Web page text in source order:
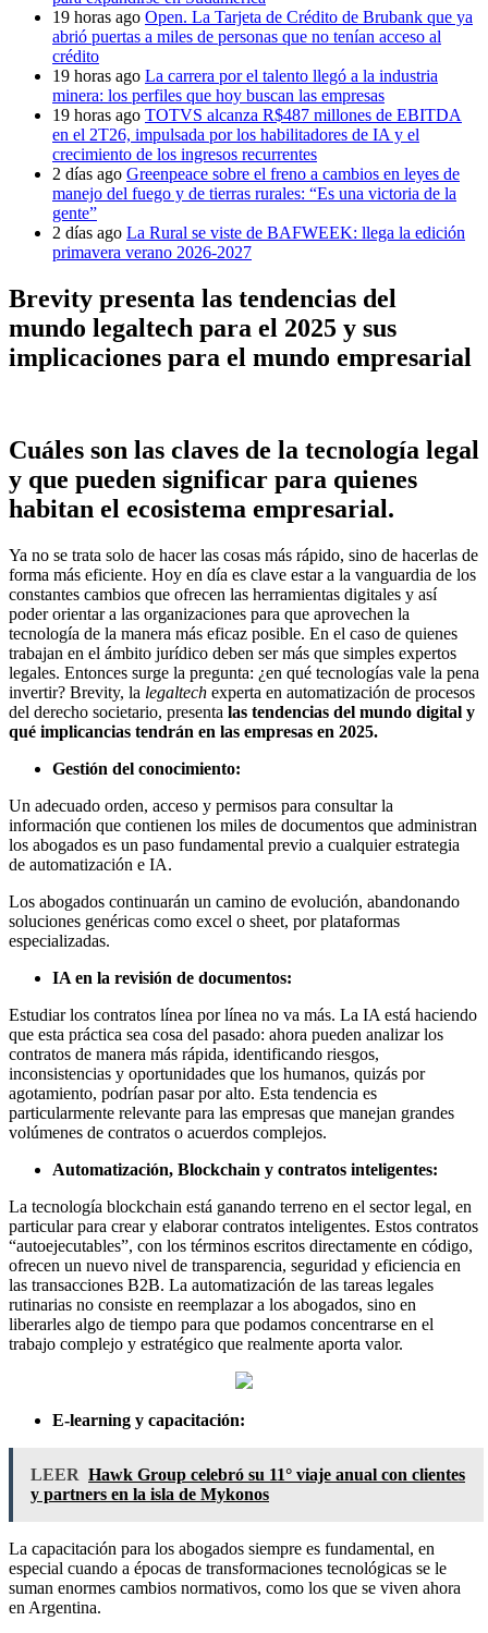
19 horas ago Open. La Tarjeta de Crédito de Brubank que ya
abrió puertas a miles de personas que no tenían acceso al
crédito
19 horas ago La carrera por el talento llegó a la industria
minera: los perfiles que hoy buscan las empresas
19 horas ago TOTVS alcanza R$487 millones de EBITDA
en el 2T26, impulsada por los habilitadores de IA y el
crecimiento de los ingresos recurrentes
2 días ago Greenpeace sobre el freno a cambios en leyes de
manejo del fuego y de tierras rurales: “Es una victoria de la
gente”
2 días ago La Rural se viste de BAFWEEK: llega la edición
primavera verano 2026-2027
Brevity presenta las tendencias del
mundo legaltech para el 2025 y sus
implicaciones para el mundo empresarial
Cuáles son las claves de la tecnología legal
y que pueden significar para quienes
habitan el ecosistema empresarial.
Ya no se trata solo de hacer las cosas más rápido, sino de hacerlas de
forma más eficiente. Hoy en día es clave estar a la vanguardia de los
constantes cambios que ofrecen las herramientas digitales y así
poder orientar a las organizaciones para que aprovechen la
tecnología de la manera más eficaz posible. En el caso de quienes
trabajan en el ámbito jurídico deben ser más que simples expertos
legales. Entonces surge la pregunta: ¿en qué tecnologías vale la pena
invertir? Brevity, la legaltech experta en automatización de procesos
del derecho societario, presenta las tendencias del mundo digital y
qué implicancias tendrán en las empresas en 2025.
Gestión del conocimiento:
Un adecuado orden, acceso y permisos para consultar la
información que contienen los miles de documentos que administran
los abogados es un paso fundamental previo a cualquier estrategia
de automatización e IA.
Los abogados continuarán un camino de evolución, abandonando
soluciones genéricas como excel o sheet, por plataformas
especializadas.
IA en la revisión de documentos:
Estudiar los contratos línea por línea no va más. La IA está haciendo
que esta práctica sea cosa del pasado: ahora pueden analizar los
contratos de manera más rápida, identificando riesgos,
inconsistencias y oportunidades que los humanos, quizás por
agotamiento, podrían pasar por alto. Esta tendencia es
particularmente relevante para las empresas que manejan grandes
volúmenes de contratos o acuerdos complejos.
Automatización, Blockchain y contratos inteligentes:
La tecnología blockchain está ganando terreno en el sector legal, en
particular para crear y elaborar contratos inteligentes. Estos contratos
“autoejecutables”, con los términos escritos directamente en código,
ofrecen un nuevo nivel de transparencia, seguridad y eficiencia en
las transacciones B2B. La automatización de las tareas legales
rutinarias no consiste en reemplazar a los abogados, sino en
liberarles algo de tiempo para que podamos concentrarse en el
trabajo complejo y estratégico que realmente aporta valor.
E-learning y capacitación:
LEER Hawk Group celebró su 11° viaje anual con clientes
y partners en la isla de Mykonos
La capacitación para los abogados siempre es fundamental, en
especial cuando a épocas de transformaciones tecnológicas se le
suman enormes cambios normativos, como los que se viven ahora
en Argentina.